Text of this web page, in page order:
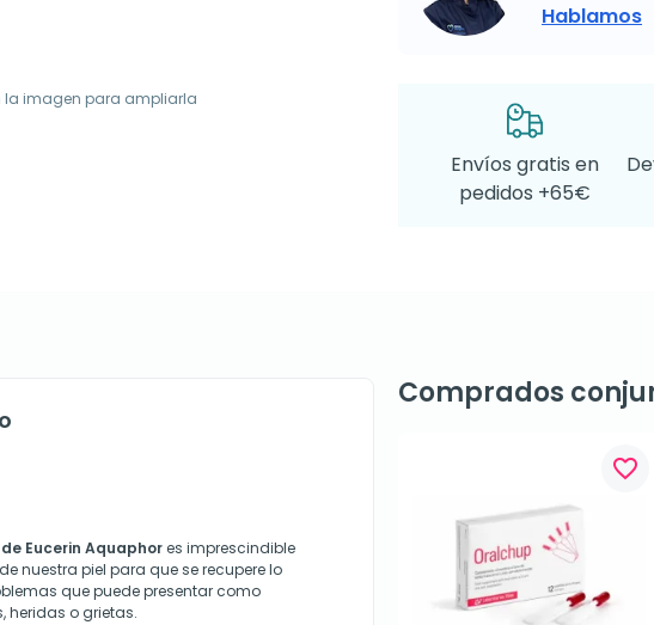
la imagen para ampliarla
Hablamos
Envíos gratis en
pedidos +65€
Eucerin Aquaphores imprescindible
nuestra piel para que se recupere lo
que puede presentar como
heridas o grietas.
Comprados
favorite_border